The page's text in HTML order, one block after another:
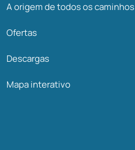
A origem de todos os caminhos
Ofertas
Descargas
Mapa interativo